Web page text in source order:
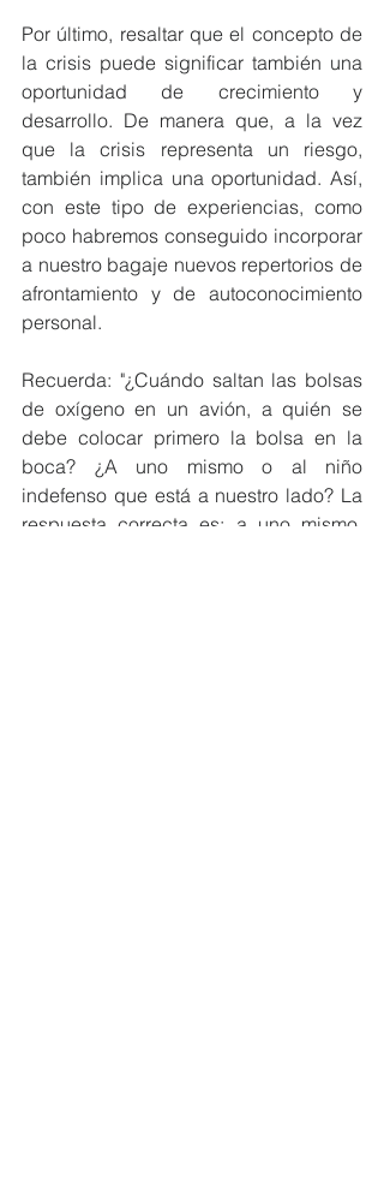
Por último, resaltar que el concepto de
la crisis puede significar también una
oportunidad de crecimiento y
desarrollo. De manera que, a la vez
que la crisis representa un riesgo,
también implica una oportunidad. Así,
con este tipo de experiencias, como
poco habremos conseguido incorporar
a nuestro bagaje nuevos repertorios de
afrontamiento y de autoconocimiento
personal.
Recuerda: "¿Cuándo saltan las bolsas
de oxígeno en un avión, a quién se
debe colocar primero la bolsa en la
boca? ¿A uno mismo o al niño
indefenso que está a nuestro lado? La
respuesta correcta es: a uno mismo.